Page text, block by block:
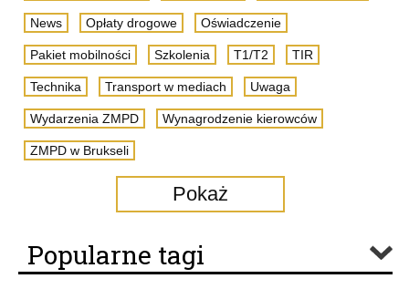
News Opłaty drogowe Oświadczenie
Pakiet mobilności Szkolenia T1/T2 TIR
Technika Transport w mediach Uwaga
Wydarzenia ZMPD Wynagrodzenie kierowców
ZMPD w Brukseli
Pokaż
Popularne tagi